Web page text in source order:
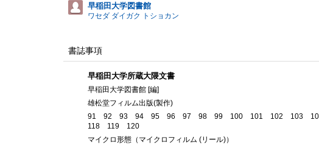
早稲田大学図書館
ワセダ ダイガク トショカン
書誌事項
早稲田大学所蔵大隈文書
早稲田大学図書館 [編]
雄松堂フィルム出版(製作)
91
92 93 94 95 96 97 98 99 100 101 102 103
118
119
120
マイクロ形態（マイクロフィルム (リール)）